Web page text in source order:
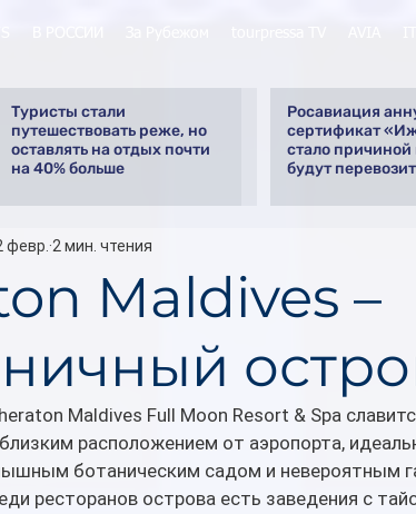
Туристы стали
путешествовать реже, но
оставлять на отдых почти
на 40% больше
Росавиация
сертификат
стало причиной
будут
Maldives –
февр. 2 мин. чтения
Maldives Full Moon Resort & Spa
расположением от аэропорта,
ботаническим садом и невероятным
ресторанов острова есть заведения с